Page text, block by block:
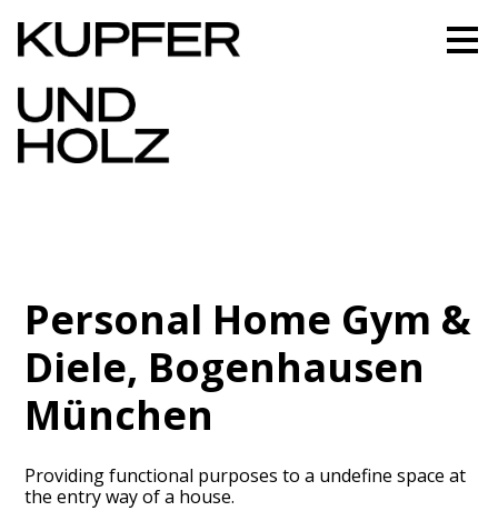
Zu
Hauptinhalten
überspringen
Personal Home Gym &
Diele, Bogenhausen
München
Providing functional purposes to a undefine space at
the entry way of a house.